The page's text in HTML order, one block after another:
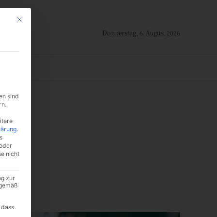
Donnerstag, 6. August 2026
Mit diesem Button wird der Dialog geschlossen. Seine Funktionalität ist
sind
.
nicht
zur